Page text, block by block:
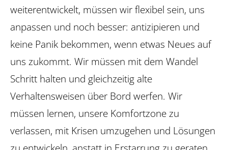
weiterentwickelt, müssen wir flexibel sein, uns
anpassen und noch besser: antizipieren und
keine Panik bekommen, wenn etwas Neues auf
uns zukommt. Wir müssen mit dem Wandel
Schritt halten und gleichzeitig alte
Verhaltensweisen über Bord werfen. Wir
müssen lernen, unsere Komfortzone zu
verlassen, mit Krisen umzugehen und Lösungen